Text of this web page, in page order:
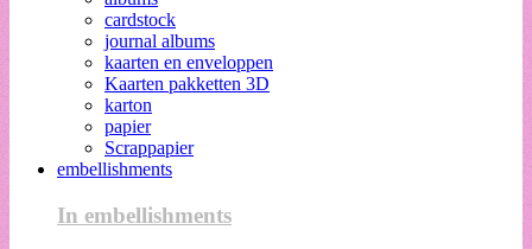
cardstock
journal albums
kaarten en enveloppen
Kaarten pakketten 3D
karton
papier
Scrappapier
embellishments
In embellishments